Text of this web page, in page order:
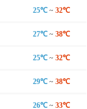
25℃ ~ 32℃
27℃ ~ 38℃
25℃ ~ 32℃
29℃ ~ 38℃
26℃ ~ 33℃